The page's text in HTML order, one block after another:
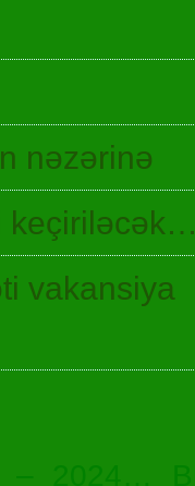
nəzərinə
keçiriləcək…
vakansiya